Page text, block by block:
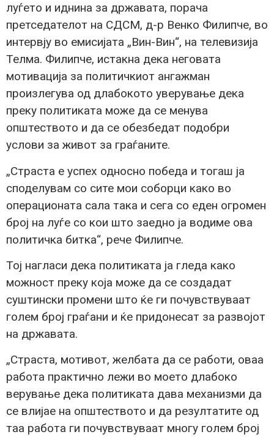
луѓето и иднина за државата, порача
претседателот на СДСМ, д-р Венко Филипче, во
интервју во емисијата „Вин-Вин“, на телевизија
Телма. Филипче, истакна дека неговата
мотивација за политичкиот ангажман
произлегува од длабокото уверување дека
преку политиката може да се менува
општеството и да се обезбедат подобри
услови за живот за граѓаните.
„Страста е успех односно победа и тогаш ја
споделувам со сите мои соборци како во
операционата сала така и сега со еден огромен
број на луѓе со кои што заедно ја водиме ова
политичка битка“, рече Филипче.
Тој нагласи дека политиката ја гледа како
можност преку која може да се создадат
суштински промени што ќе ги почувствуваат
голем број граѓани и ќе придонесат за развојот
на државата.
„Страста, мотивот, желбата да се работи, оваа
работа практично лежи во моето длабоко
верување дека политиката дава механизми да
се влијае на општеството и да резултатите од
таа работа ги почувствуваат многу голем број